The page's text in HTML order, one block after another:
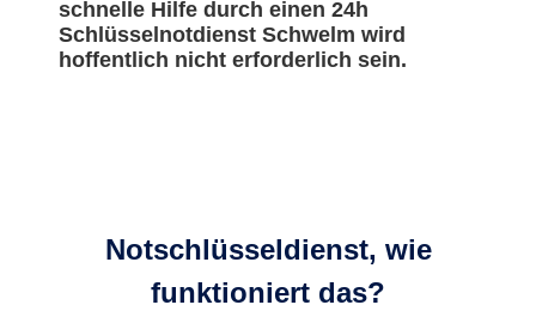
schnelle Hilfe durch einen 24h
Schlüsselnotdienst Schwelm wird
hoffentlich nicht erforderlich sein.
Notschlüsseldienst, wie
funktioniert das?